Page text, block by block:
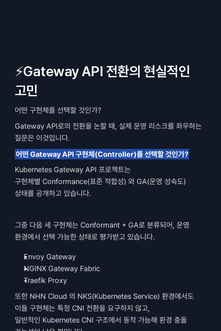
⚡Gateway API 전환의 현실적인
고민
어떤 구현체를 선택할 것인가?
Gateway API로의 전환을 논할 때, 실제 운영 리스크를 좌우하는
질문은 이것입니다.
어떤 Gateway API 구현체(Controller)를 선택할 것인가?
Kubernetes Gateway API 프로젝트는
구현체별 Conformance(표준 적합성) 와 GA(운영 성숙도)
상태를 공개하고 있습니다.
그중 다음 세 구현체는 Conformant + GA로 분류되어, 운영
환경에서 선택 가능한 상태로 평가받고 있습니다.
Envoy Gateway
NGINX Gateway Fabric
Traefik Proxy
또한 NHN Cloud 의 NKS(Kubernetes Service) 환경에서도
이들 구현체는 특정 CNI 전환을 요구하지 않고,
일반적인 Kubernetes CNI 구조에서 동작 가능해 환경 충돌